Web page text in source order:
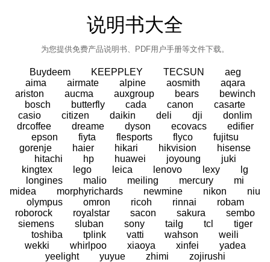
说明书大全
为您提供免费产品说明书、PDF用户手册等文件下载。
Buydeem KEEPPLEY TECSUN
aeg
aima
airmate alpine aosmith
aqara
ariston
aucma auxgroup bears
bewinch
bosch
butterfly cada canon
casarte
casio
citizen daikin deli dji
donlim
drcoffee
dreame dyson ecovacs
edifier
epson
fiyta flesports flyco
fujitsu
gorenje
haier hikari hikvision
hisense
hitachi
hp huawei joyoung
juki
kingtex
lego leica lenovo lexy
lg
longines
malio meiling mercury
mi
midea
morphyrichards newmine nikon
niu
olympus
omron ricoh rinnai
robam
roborock
royalstar sacon sakura
sembo
siemens
sluban sony tailg tcl
tiger
toshiba
tplink vatti wahson
weili
wekki
whirlpoo xiaoya xinfei
yadea
yeelight
yuyue zhimi zojirushi